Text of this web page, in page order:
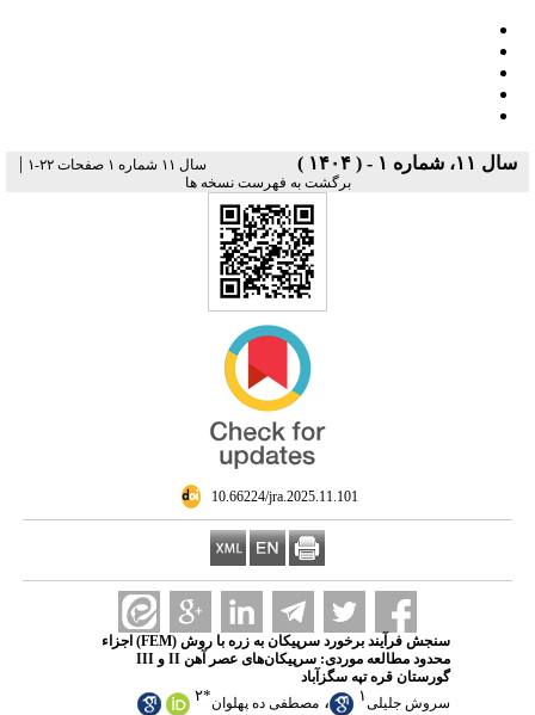
سال ۱۱، شماره ۱ - ( ۱۴۰۴ ) سال ۱۱ شماره ۱ صفحات ۲۲-۱ |
برگشت به فهرست نسخه ها
‎ 10.66224/jra.2025.11.101
سنجش فرآیند برخورد سرپیکان به زره با روش (FEM) اجزاء
محدود مطالعه موردی: سرپیکان‌های عصر آهن II و III
گورستان قره تپه سگزآباد
سروش جلیلی۱ ، مصطفی ده پهلوان*۲